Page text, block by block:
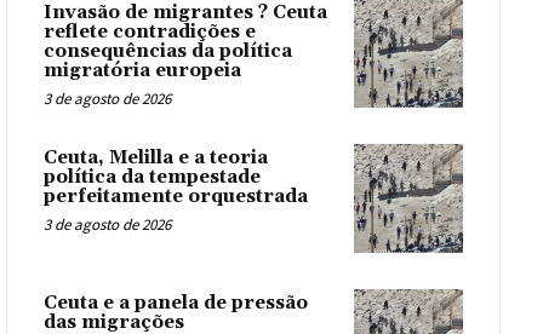
Invasão de migrantes ? Ceuta
reflete contradições e
consequências da política
migratória europeia
3 de agosto de 2026
Ceuta, Melilla e a teoria
política da tempestade
perfeitamente orquestrada
3 de agosto de 2026
Ceuta e a panela de pressão
das migrações